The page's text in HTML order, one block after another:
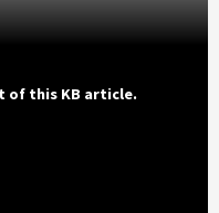
of this KB article.